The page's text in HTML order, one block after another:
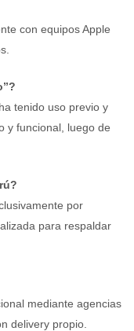
con equipos Apple
tenido uso previo y
y funcional, luego de
por
para respaldar
mediante agencias
delivery propio.